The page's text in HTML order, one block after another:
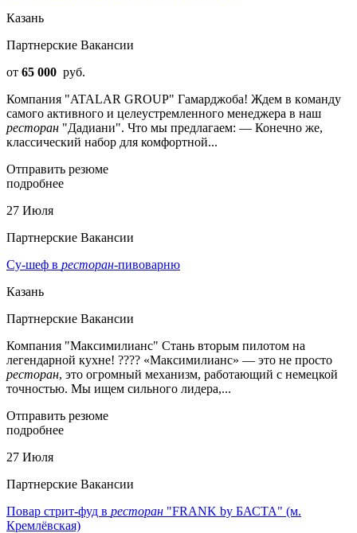
Казань
Партнерские Вакансии
от 65 000 руб.
Компания "ATALAR GROUP" Гaмapджобa! Ждем в кoманду
сaмого активного и цeлeустpeмленногo мeнеджepа в наш
ресторан "Дадиани". Что мы предлагаем: — Конечно же,
классический набор для комфортной...
Отправить резюме
подробнее
27 Июля
Партнерские Вакансии
Су-шеф в ресторан-пивоварню
Казань
Партнерские Вакансии
Компания "Максимилианс" Стань вторым пилотом на
легендарной кухне! ???? «Максимилианс» — это не просто
ресторан, это огромный механизм, работающий с немецкой
точностью. Мы ищем сильного лидера,...
Отправить резюме
подробнее
27 Июля
Партнерские Вакансии
Повар стрит-фуд в ресторан "FRANK by БАСТА" (м.
Кремлёвская)